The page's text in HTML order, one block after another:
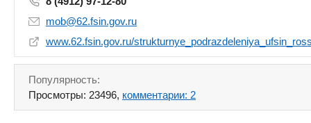
mob@62.fsin.gov.ru
www.62.fsin.gov.ru/
Популярность:
Просмотры: 23496, комментарии: 2